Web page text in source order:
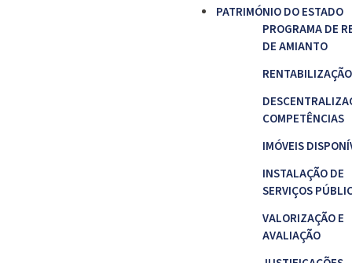
PATRIMÓNIO DO ESTADO
PROGRAMA DE
DE AMIANTO
RENTABILIZAÇÃO
COMPETÊNCIAS
IMÓVEIS
INSTALAÇÃO DE
SERVIÇOS
VALORIZAÇÃO E
AVALIAÇÃO